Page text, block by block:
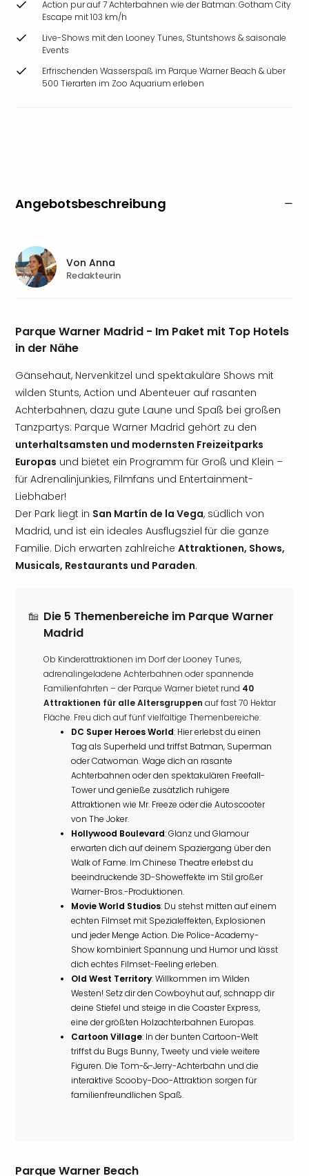
Action pur auf 7 Achterbahnen wie der Batman: Gotham City
Escape mit 103 km/h
Live-Shows mit den Looney Tunes, Stuntshows & saisonale
Events
Erfrischenden Wasserspaß im Parque Warner Beach & über
500 Tierarten im Zoo Aquarium erleben
Angebotsbeschreibung
Parque Warner Madrid - Im Paket mit Top Hotels
in der Nähe
Gänsehaut, Nervenkitzel und spektakuläre Shows mit
wilden Stunts, Action und Abenteuer auf rasanten
Achterbahnen, dazu gute Laune und Spaß bei großen
Tanzpartys: Parque Warner Madrid gehört zu den
unterhaltsamsten und modernsten Freizeitparks
Europas und bietet ein Programm für Groß und Klein –
für Adrenalinjunkies, Filmfans und Entertainment-
Liebhaber!
Der Park liegt in San Martín de la Vega, südlich von
Madrid, und ist ein ideales Ausflugsziel für die ganze
Familie. Dich erwarten zahlreiche Attraktionen, Shows,
Musicals, Restaurants und Paraden.
Die 5 Themenbereiche im Parque Warner
Madrid
Ob Kinderattraktionen im Dorf der Looney Tunes,
adrenalingeladene Achterbahnen oder spannende
Familienfahrten – der Parque Warner bietet rund 40
Attraktionen für alle Altersgruppen auf fast 70 Hektar
Fläche. Freu dich auf fünf vielfältige Themenbereiche:
DC Super Heroes World: Hier erlebst du einen
Tag als Superheld und triffst Batman, Superman
oder Catwoman. Wage dich an rasante
Achterbahnen oder den spektakulären Freefall-
Tower und genieße zusätzlich ruhigere
Attraktionen wie Mr. Freeze oder die Autoscooter
von The Joker.
Hollywood Boulevard: Glanz und Glamour
erwarten dich auf deinem Spaziergang über den
Walk of Fame. Im Chinese Theatre erlebst du
beeindruckende 3D-Showeffekte im Stil großer
Warner-Bros.-Produktionen.
Movie World Studios: Du stehst mitten auf einem
echten Filmset mit Spezialeffekten, Explosionen
und jeder Menge Action. Die Police-Academy-
Show kombiniert Spannung und Humor und lässt
dich echtes Filmset-Feeling erleben.
Old West Territory: Willkommen im Wilden
Westen! Setz dir den Cowboyhut auf, schnapp dir
deine Stiefel und steige in die Coaster Express,
eine der größten Holzachterbahnen Europas.
Cartoon Village: In der bunten Cartoon-Welt
triffst du Bugs Bunny, Tweety und viele weitere
Figuren. Die Tom-&-Jerry-Achterbahn und die
interaktive Scooby-Doo-Attraktion sorgen für
familienfreundlichen Spaß.
Parque Warner Beach
Von Anna
Redakteurin